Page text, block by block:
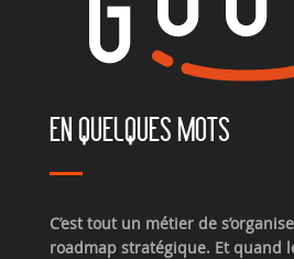
EN QUELQUES MOTS
C’est tout un métier de
roadmap stratégique. Et quand